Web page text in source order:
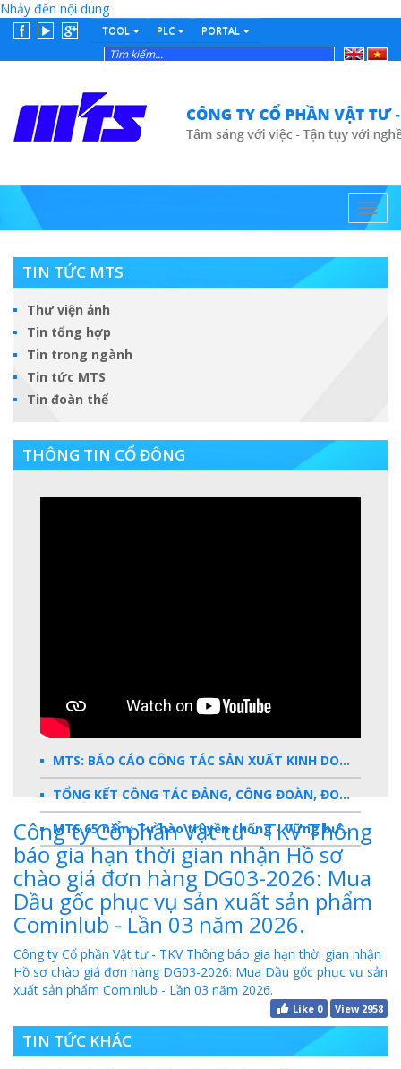
Nhảy đến nội dung
PORTAL
PLC
TOOL
English Tiếng
Việt
TIN TỨC MTS
Thư viện ảnh
Tin tổng hợp
Tin trong ngành
Tin tức MTS
Tin đoàn thể
THÔNG TIN CỔ ĐÔNG
MTS: BÁO CÁO CÔNG TÁC SẢN XUẤT KINH DOANH 2025
TỔNG KẾT CÔNG TÁC ĐẢNG, CÔNG ĐOÀN, ĐOÀN THANH NIÊN 2025
MTS 65 năm: Tự hào truyền thống - Vững bước Tương lai
Dấu ấn MTS 2024
TKV- Niềm tự hào của ngành năng lượng Việt Nam
Báo cáo tổng kết hoạt động SXKD năm 2023
10 sự kiện tiêu biểu năm 2023
MTS -10 sự kiện nổi bật năm 2022
Bản tin số 358- Vinacomin news
Công ty Cổ phần Vật tư - TKV Thông
báo gia hạn thời gian nhận Hồ sơ
chào giá đơn hàng DG03-2026: Mua
Dầu gốc phục vụ sản xuất sản phẩm
Cominlub - Lần 03 năm 2026.
Công ty Cổ phần Vật tư - TKV Thông báo gia hạn thời gian nhận
Hồ sơ chào giá đơn hàng DG03-2026: Mua Dầu gốc phục vụ sản
xuất sản phẩm Cominlub - Lần 03 năm 2026.
Like 0 View 2958
TIN TỨC KHÁC